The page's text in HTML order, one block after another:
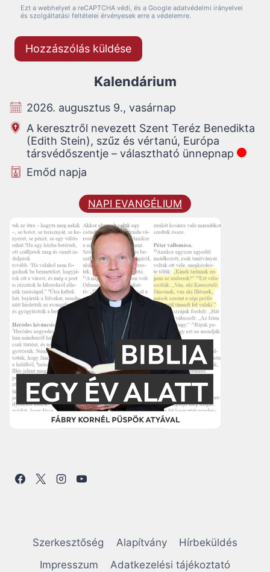
Ezt a webhelyet a reCAPTCHA védi, és a Google adatvédelmi irányelvei
és szolgáltatási feltételei érvényesek erre a védelemre.
Kalendárium
2026. augusztus 9., vasárnap
A keresztről nevezett Szent Teréz Benedikta
(Edith Stein), szűz és vértanú, Európa
társvédőszentje – választható ünnepnap
Emőd napja
NAPI EVANGÉLIUM
Szerkesztőség Alapítvány
Hírbeküldés
Impresszum
Adatkezelési tájékoztató